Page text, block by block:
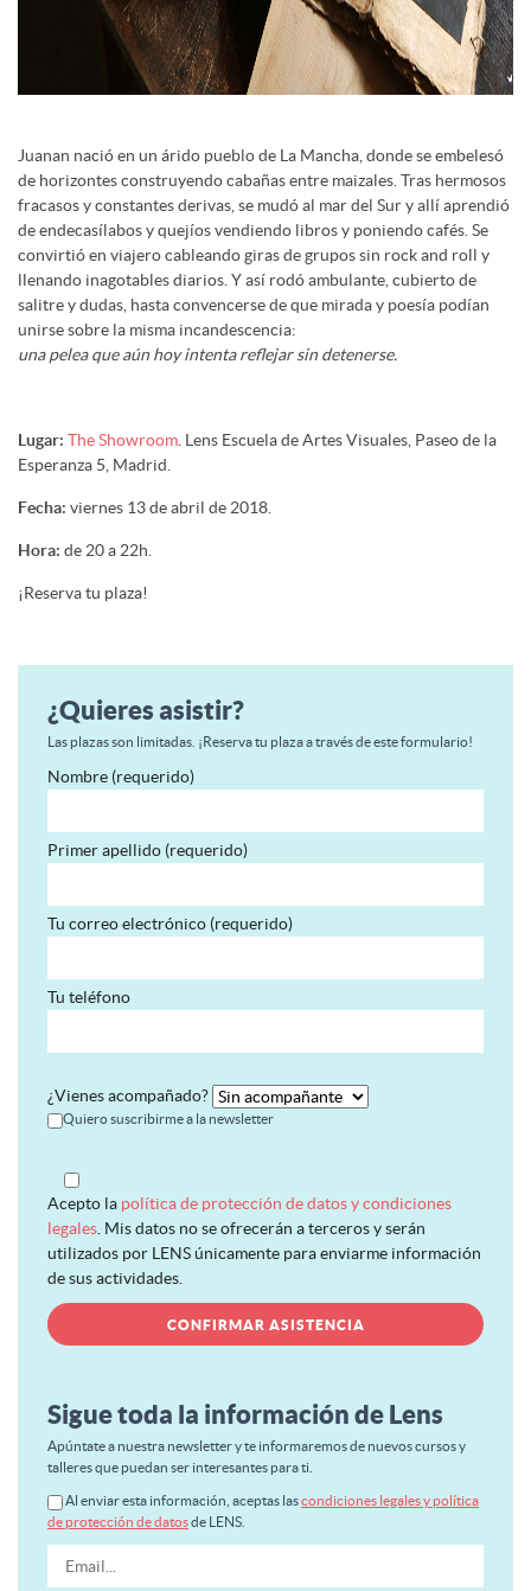
Juanan nació en un árido pueblo de La Mancha, donde se embelesó
de horizontes construyendo cabañas entre maizales. Tras hermosos
fracasos y constantes derivas, se mudó al mar del Sur y allí aprendió
de endecasílabos y quejíos vendiendo libros y poniendo cafés. Se
convirtió en viajero cableando giras de grupos sin rock and roll y
llenando inagotables diarios. Y así rodó ambulante, cubierto de
salitre y dudas, hasta convencerse de que mirada y poesía podían
unirse sobre la misma incandescencia:
una pelea que aún hoy intenta reflejar sin detenerse.
Lugar: The Showroom . Lens Escuela de Artes Visuales, Paseo de la
Esperanza 5, Madrid.
Fecha: viernes 13 de abril de 2018.
Hora: de 20 a 22h.
¡Reserva tu plaza!
¿Quieres asistir?
Las plazas son limitadas. ¡Reserva tu plaza a través de este formulario!
Nombre (requerido)
Primer apellido (requerido)
Tu correo electrónico (requerido)
Tu teléfono
¿Vienes acompañado?
Quiero suscribirme a la newsletter
Acepto la política de protección de datos y condiciones
legales . Mis datos no se ofrecerán a terceros y serán
utilizados por LENS únicamente para enviarme información
de sus actividades.
Sigue toda la información de Lens
Apúntate a nuestra newsletter y te informaremos de nuevos cursos y
talleres que puedan ser interesantes para ti.
Al enviar esta información, aceptas lascondiciones legales y política
de protección de datosde LENS.